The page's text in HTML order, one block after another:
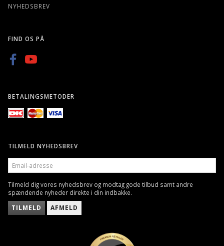
NYHEDSBREV
FIND OS PÅ
BETALINGSMETODER
TILMELD NYHEDSBREV
EMAIL-
ADRESSE
Tilmeld dig vores nyhedsbrev og modtag gode tilbud samt andre
spændende nyheder direkte i din indbakke.
TILMELD AFMELD